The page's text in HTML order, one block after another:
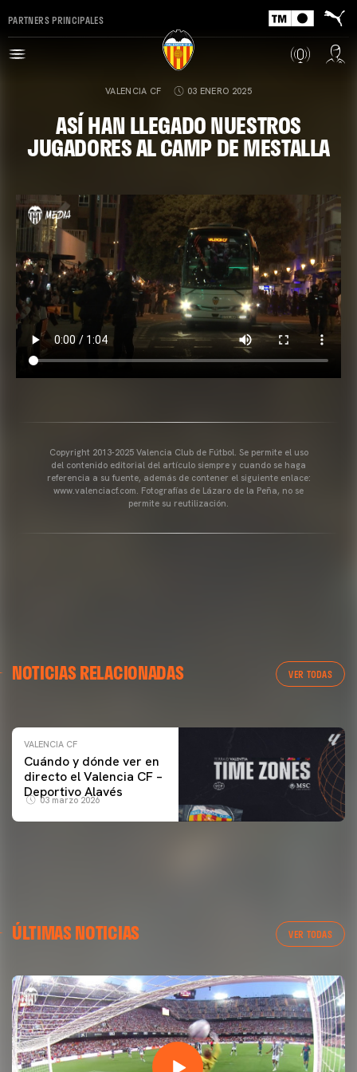
PARTNERS PRINCIPALES
VALENCIA CF 03 ENERO 2025
ASÍ HAN LLEGADO NUESTROS
JUGADORES AL CAMP DE MESTALLA
Copyright 2013-2025 Valencia Club de Fútbol. Se permite el uso
del contenido editorial del artículo siempre y cuando se haga
referencia a su fuente, además de contener el siguiente enlace:
www.valenciacf.com. Fotografías de Lázaro de la Peña, no se
permite su reutilización.
NOTICIAS RELACIONADAS VER TODAS
ENTRENAMIENTO DEL VALENCIA CF 04/03/26
VALENCIA CF
Cuándo y dónde ver en
directo el Valencia CF –
Deportivo Alavés
03 marzo 2026
ÚLTIMAS NOTICIAS VER TODAS